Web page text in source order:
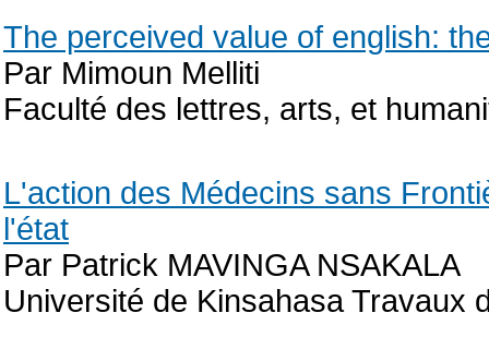
The perceived value of english:
Par Mimoun Melliti
Faculté des lettres, arts, et
L'action des Médecins sans
l'état
Par Patrick MAVINGA NSAKALA
Université de Kinsahasa Travaux